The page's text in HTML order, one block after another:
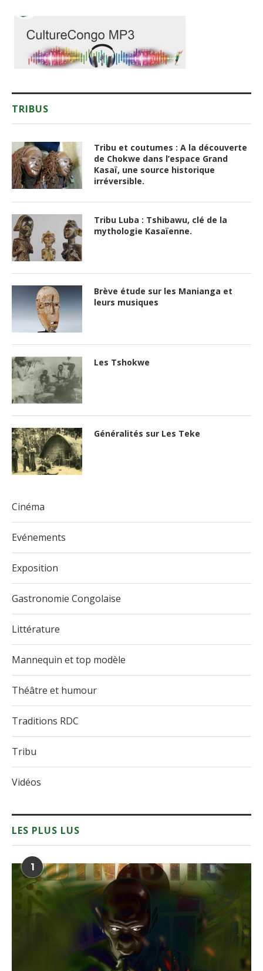
TRIBUS
Tribu et coutumes : A la découverte
de Chokwe dans l’espace Grand
Kasaï, une source historique
irréversible.
Tribu Luba : Tshibawu, clé de la
mythologie Kasaïenne.
Brève étude sur les Manianga et
leurs musiques
Les Tshokwe
Généralités sur Les Teke
Cinéma
Evénements
Exposition
Gastronomie Congolaise
Littérature
Mannequin et top modèle
Théâtre et humour
Traditions RDC
Tribu
Vidéos
LES PLUS LUS
1